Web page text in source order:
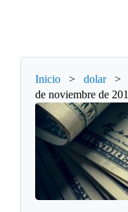
Inicio > dolar >
de noviembre de